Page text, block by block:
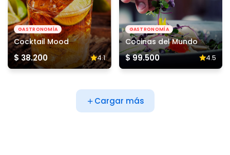
GASTRONOMÍA
Cocktail Mood
$ 38.200 4.1
GASTRONOMÍA
Cocinas del Mundo
$ 99.500 4.5
Cargar más